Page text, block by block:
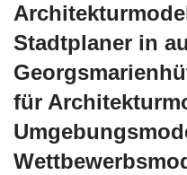
Stadtplaner in
für